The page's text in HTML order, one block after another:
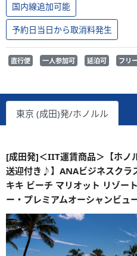
国内線追加可能
予約日当日から取消料発生
直行便 一人参加可 延泊可 フリ
東京 (成田)発/ホノルル
[成田発]＜IIT運賃商品＞【ホノ
送迎付き♪】ANAビジネスクラ
キキ ビーチ マリオット リゾー
ー・プレミアムオーシャンビュ